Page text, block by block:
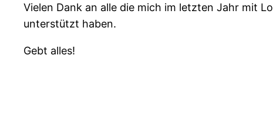
Vielen Dank an alle die mich im letzten Jahr mit
unterstützt haben.
Gebt alles!